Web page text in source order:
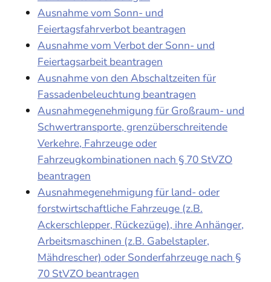
Ausnahme vom Sonn- und
Feiertagsfahrverbot beantragen
Ausnahme vom Verbot der Sonn- und
Feiertagsarbeit beantragen
Ausnahme von den Abschaltzeiten für
Fassadenbeleuchtung beantragen
Ausnahmegenehmigung für Großraum- und
Schwertransporte, grenzüberschreitende
Verkehre, Fahrzeuge oder
Fahrzeugkombinationen nach § 70 StVZO
beantragen
Ausnahmegenehmigung für land- oder
forstwirtschaftliche Fahrzeuge (z.B.
Ackerschlepper, Rückezüge), ihre Anhänger,
Arbeitsmaschinen (z.B. Gabelstapler,
Mähdrescher) oder Sonderfahrzeuge nach §
70 StVZO beantragen